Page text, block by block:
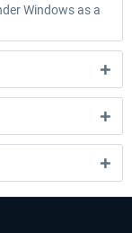
Windows as a